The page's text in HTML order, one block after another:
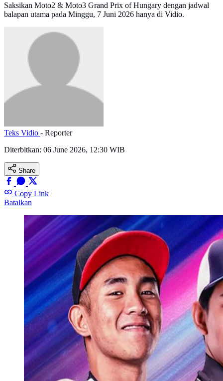
Saksikan Moto2 & Moto3 Grand Prix of Hungary dengan jadwal
balapan utama pada Minggu, 7 Juni 2026 hanya di Vidio.
Teks Vidio - Reporter
Diterbitkan: 06 June 2026, 12:30 WIB
Share
Copy Link
Batalkan